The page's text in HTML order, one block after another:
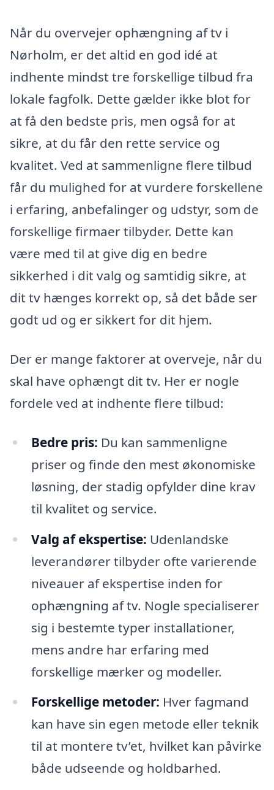
Når du overvejer ophængning af tv i
Nørholm, er det altid en god idé at
indhente mindst tre forskellige tilbud fra
lokale fagfolk. Dette gælder ikke blot for
at få den bedste pris, men også for at
sikre, at du får den rette service og
kvalitet. Ved at sammenligne flere tilbud
får du mulighed for at vurdere forskellene
i erfaring, anbefalinger og udstyr, som de
forskellige firmaer tilbyder. Dette kan
være med til at give dig en bedre
sikkerhed i dit valg og samtidig sikre, at
dit tv hænges korrekt op, så det både ser
godt ud og er sikkert for dit hjem.
Der er mange faktorer at overveje, når du
skal have ophængt dit tv. Her er nogle
fordele ved at indhente flere tilbud:
Bedre pris: Du kan sammenligne
priser og finde den mest økonomiske
løsning, der stadig opfylder dine krav
til kvalitet og service.
Valg af ekspertise: Udenlandske
leverandører tilbyder ofte varierende
niveauer af ekspertise inden for
ophængning af tv. Nogle specialiserer
sig i bestemte typer installationer,
mens andre har erfaring med
forskellige mærker og modeller.
Forskellige metoder: Hver fagmand
kan have sin egen metode eller teknik
til at montere tv’et, hvilket kan påvirke
både udseende og holdbarhed.